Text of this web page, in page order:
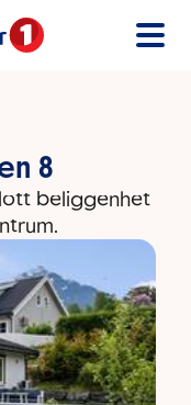
8
beliggenhet